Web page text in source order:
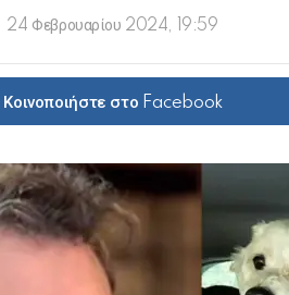
24 Φεβρουαρίου 2024, 19:59
Κοινοποιήστε στο Facebook